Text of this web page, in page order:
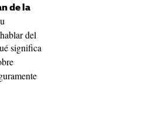
de la
del
significa